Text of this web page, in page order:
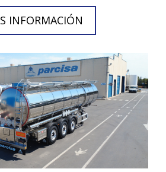
INFORMACIÓN